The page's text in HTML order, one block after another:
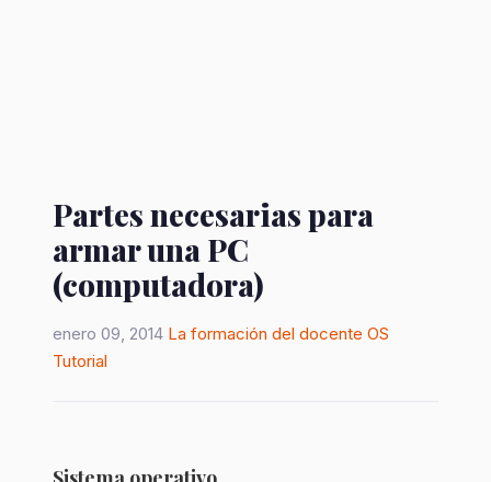
Partes necesarias para
armar una PC
(computadora)
enero 09, 2014 La formación del docente OS
Tutorial